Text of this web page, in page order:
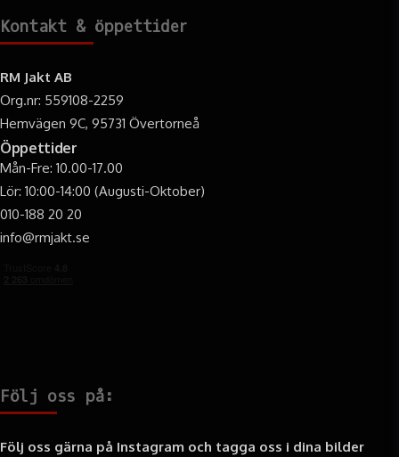
Kontakt & öppettider
RM Jakt AB
Org.nr: 559108-2259
Hemvägen 9C, 95731 Övertorneå
Öppettider
Mån-Fre: 10.00-17.00
Lör: 10:00-14:00 (Augusti-Oktober)
010-188 20 20
info@rmjakt.se
Följ oss på:
Följ oss gärna på Instagram och tagga oss i dina bilder